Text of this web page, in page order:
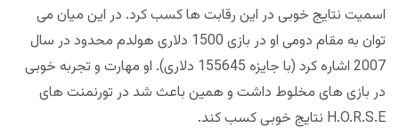
اسمیت نتایج خوبی در این رقابت ها کسب کرد. در این میان می
توان به مقام دومی او در بازی 1500 دلاری هولدم محدود در سال
2007 اشاره کرد (با جایزه 155645 دلاری). او مهارت و تجربه خوبی
در بازی های مخلوط داشت و همین باعث شد در تورنمنت های
H.O.R.S.E نتایج خوبی کسب کند.